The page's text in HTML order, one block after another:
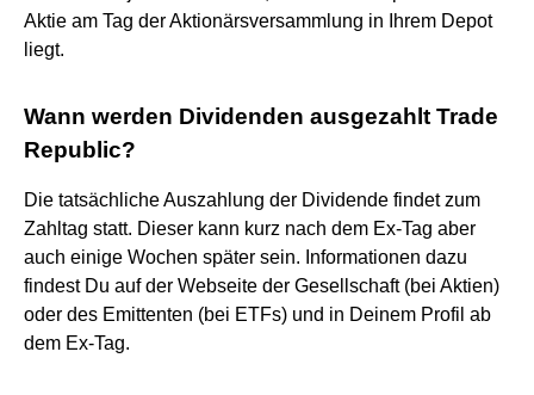
Aktie am Tag der Aktionärsversammlung in Ihrem Depot
liegt.
Wann werden Dividenden ausgezahlt Trade
Republic?
Die tatsächliche Auszahlung der Dividende findet zum
Zahltag statt. Dieser kann kurz nach dem Ex-Tag aber
auch einige Wochen später sein. Informationen dazu
findest Du auf der Webseite der Gesellschaft (bei Aktien)
oder des Emittenten (bei ETFs) und in Deinem Profil ab
dem Ex-Tag.